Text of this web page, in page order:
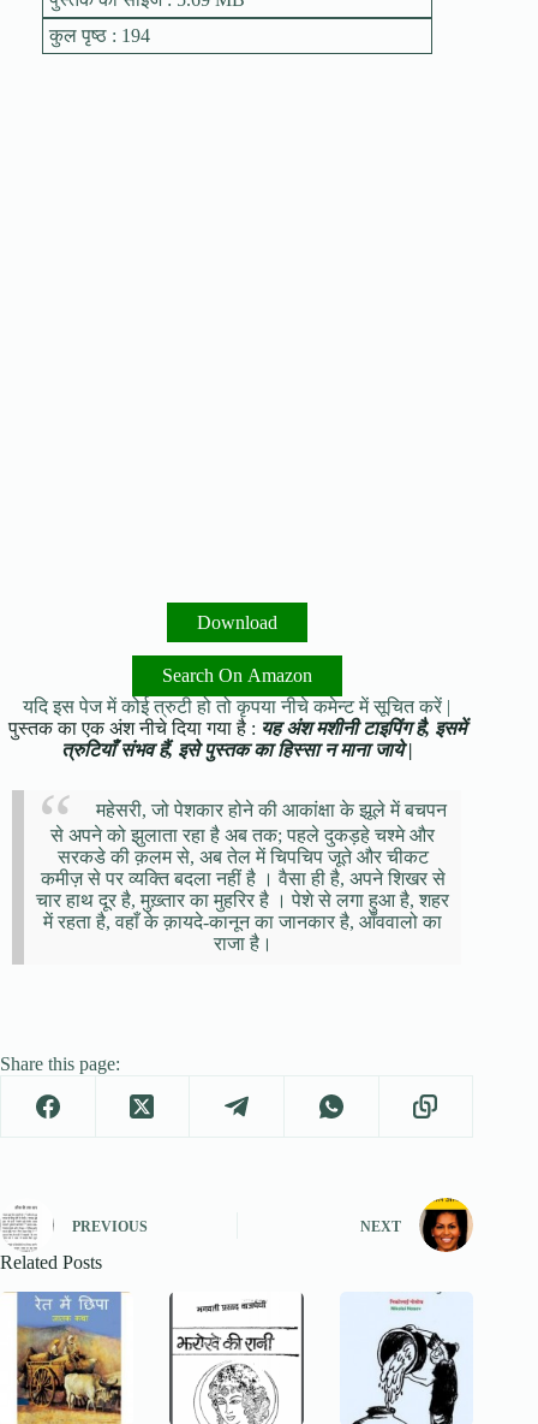
कुल पृष्ठ : 194
Download
Search On Amazon
यदि इस पेज में कोई त्रुटी हो तो कृपया नीचे कमेन्ट में सूचित करें |
पुस्तक का एक अंश नीचे दिया गया है : यह अंश मशीनी टाइपिंग है, इसमें
त्रुटियाँ संभव हैं, इसे पुस्तक का हिस्सा न माना जाये |
महेसरी, जो पेशकार होने की आकांक्षा के झूले में बचपन
से अपने को झुलाता रहा है अब तक; पहले दुकड़हे चश्मे और
सरकडे की क़लम से, अब तेल में चिपचिप जूते और चीकट
कमीज़ से पर व्यक्ति बदला नहीं है । वैसा ही है, अपने शिखर से
चार हाथ दूर है, मुख़्तार का मुहरिर है । पेशे से लगा हुआ है, शहर
में रहता है, वहाँ के क़ायदे-कानून का जानकार है, आँववालो का
राजा है।
Share this page:
PREVIOUS NEXT
Related Posts